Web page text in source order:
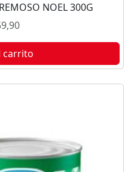
NOEL 300G
carrito